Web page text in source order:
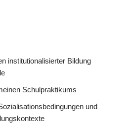
institutionalisierter Bildung
Schulpraktikums
und